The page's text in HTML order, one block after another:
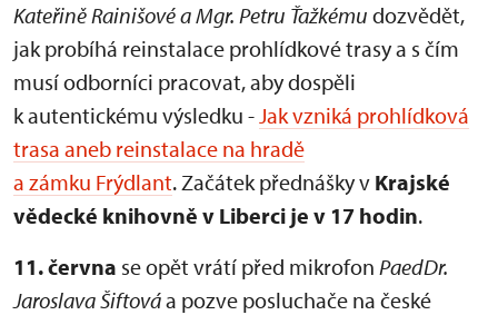
Kateřině Rainišové a Mgr. Petru Ťažkému dozvědět,
jak probíhá reinstalace prohlídkové trasy a s čím
musí odborníci pracovat, aby dospěli
k autentickému výsledku -Jak vzniká prohlídková
trasa aneb reinstalace na hradě
a zámku Frýdlant. Začátek přednášky v Krajské
vědecké knihovně v Liberci je v 17 hodin.
11. června se opět vrátí před mikrofon PaedDr.
Jaroslava Šiftováa pozve posluchače na české